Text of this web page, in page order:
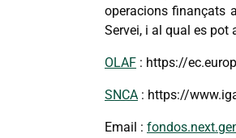
operacions finançats
Servei, i al qual es pot
OLAF : https://
SNCA : https://
Email :